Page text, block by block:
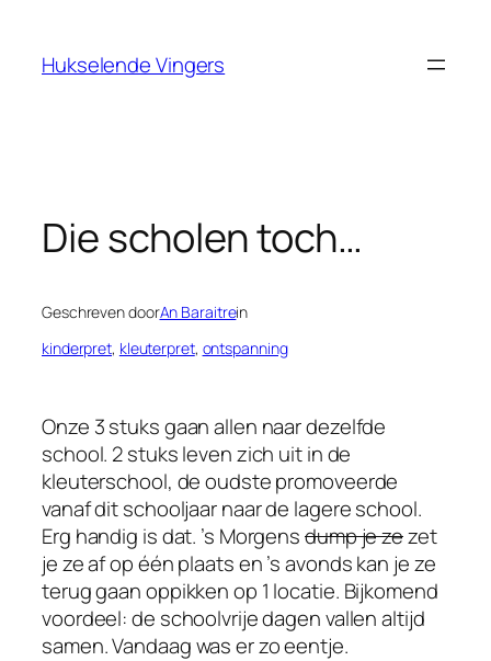
Hukselende Vingers
Die scholen toch…
Geschreven doorAn Baraitrein
kinderpret, kleuterpret, ontspanning
Onze 3 stuks gaan allen naar dezelfde
school. 2 stuks leven zich uit in de
kleuterschool, de oudste promoveerde
vanaf dit schooljaar naar de lagere school.
Erg handig is dat. ’s Morgensdump je zezet
je ze af op één plaats en ’s avonds kan je ze
terug gaan oppikken op 1 locatie. Bijkomend
voordeel: de schoolvrije dagen vallen altijd
samen. Vandaag was er zo eentje.